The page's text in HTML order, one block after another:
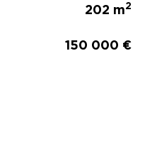
202 m2
150 000 €